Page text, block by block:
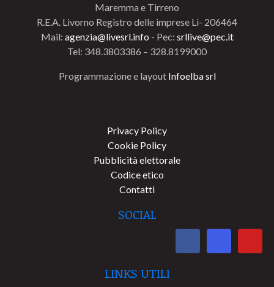
Maremma e Tirreno
R.E.A. Livorno Registro delle imprese Li- 206464
Mail: agenzia@livesrl.info - Pec: srllive@pec.it
Tel: 348.3803386 – 328.8199000
Programmazione e layout Infoelba srl
Privacy Policy
Cookie Policy
Pubblicità elettorale
Codice etico
Contatti
SOCIAL
LINKS UTILI